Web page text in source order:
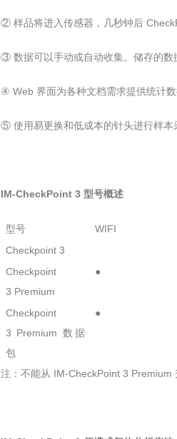
② 样品将进入传感器，几秒钟后
③ 数据可以手动或自动收集。储存
④ Web 界面为各种文档需求提供统计
⑤ 使用易更换和低成本的针头进行样本
IM-CheckPoint 3 型号概述
型号 WIFI
Checkpoint 3
Checkpoint
3 Premium
●
Checkpoint
3 Premium 数据
包
●
注：不能从 IM-CheckPoint 3